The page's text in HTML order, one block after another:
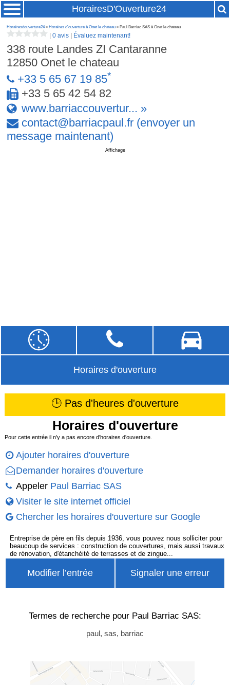
HorairesD'Ouverture24
Horairesdouverture24» Horaires d'ouverture à Onet le chateau » Paul Barriac SAS à Onet le chateau
|0 avis Évaluez maintenant!
338 route Landes ZI Cantaranne
12850 Onet le chateau
+33 5 65 67 19 85*
+33 5 65 42 54 82
www.barriaccouvertur... »
contact@barriacpaul.fr (envoyer un
message maintenant)
Affichage
Horaires d'ouverture
🕒 Pas d'heures d'ouverture
Horaires d'ouverture
Pour cette entrée il n'y a pas encore d'horaires d'ouverture.
Ajouter horaires d'ouverture
Demander horaires d'ouverture
Appeler Paul Barriac SAS
Visiter le site internet officiel
Chercher les horaires d'ouverture sur Google
Entreprise de père en fils depuis 1936, vous pouvez nous solliciter pour
beaucoup de services : construction de couvertures, mais aussi travaux
de rénovation, d'étanchéité de terrasses et de zingue...
Modifier l’entrée Signaler une erreur
Termes de recherche pour Paul Barriac SAS:
paul, sas, barriac